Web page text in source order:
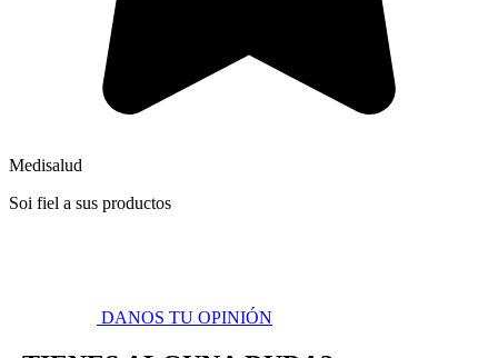
Medisalud
Soi fiel a sus productos
DANOS TU OPINIÓN